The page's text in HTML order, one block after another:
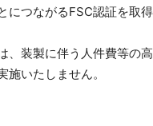
つながるFSC認証を取
、装製に伴う人件費等の
いたしません。